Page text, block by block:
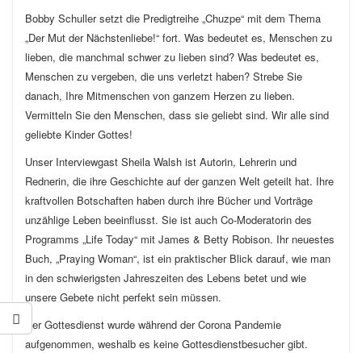
Bobby Schuller setzt die Predigtreihe „Chuzpe“ mit dem Thema
„Der Mut der Nächstenliebe!“ fort. Was bedeutet es, Menschen zu
lieben, die manchmal schwer zu lieben sind? Was bedeutet es,
Menschen zu vergeben, die uns verletzt haben? Strebe Sie
danach, Ihre Mitmenschen von ganzem Herzen zu lieben.
Vermitteln Sie den Menschen, dass sie geliebt sind. Wir alle sind
geliebte Kinder Gottes!
Unser Interviewgast Sheila Walsh ist Autorin, Lehrerin und
Rednerin, die ihre Geschichte auf der ganzen Welt geteilt hat. Ihre
kraftvollen Botschaften haben durch ihre Bücher und Vorträge
unzählige Leben beeinflusst. Sie ist auch Co-Moderatorin des
Programms „Life Today“ mit James & Betty Robison. Ihr neuestes
Buch, „Praying Woman“, ist ein praktischer Blick darauf, wie man
in den schwierigsten Jahreszeiten des Lebens betet und wie
unsere Gebete nicht perfekt sein müssen.
Der Gottesdienst wurde während der Corona Pandemie
aufgenommen, weshalb es keine Gottesdienstbesucher gibt.